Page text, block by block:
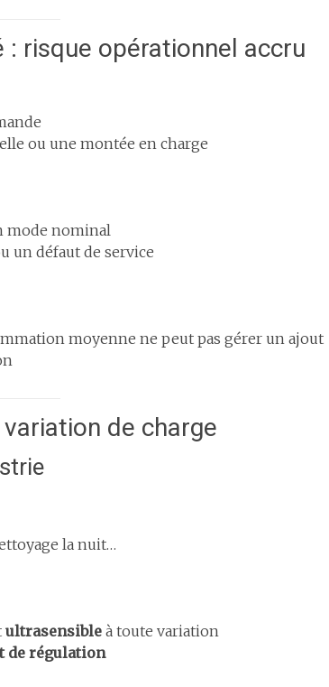
risque opérationnel accru
ou une montée en charge
mode nominal
un défaut de service
moyenne ne peut pas gérer un ajout
de charge
la nuit…
ultrasensible à toute variation
de régulation